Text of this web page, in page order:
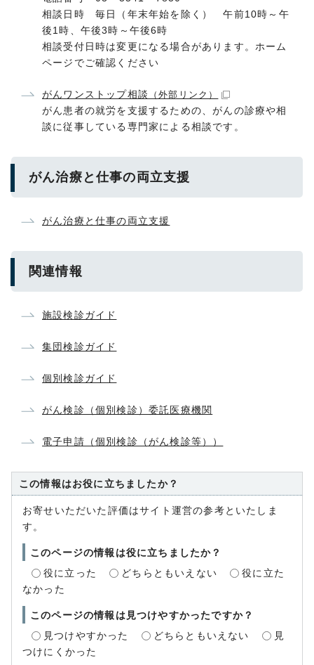
相談日時 毎日（年末年始を除く） 午前10時～午
後1時、午後3時～午後6時
相談受付日時は変更になる場合があります。ホーム
ページでご確認ください
がんワンストップ相談 （外部リンク）
がん患者の就労を支援するための、がんの診療や相
談に従事している専門家による相談です。
がん治療と仕事の両立支援
がん治療と仕事の両立支援
関連情報
施設検診ガイド
集団検診ガイド
個別検診ガイド
がん検診（個別検診）委託医療機関
電子申請（個別検診（がん検診等））
この情報はお役に立ちましたか？
お寄せいただいた評価はサイト運営の参考といたしま
す。
このページの情報は役に立ちましたか？
役に立った
どちらともいえない
役に立た
なかった
このページの情報は見つけやすかったですか？
見つけやすかった
どちらともいえない
見
つけにくかった